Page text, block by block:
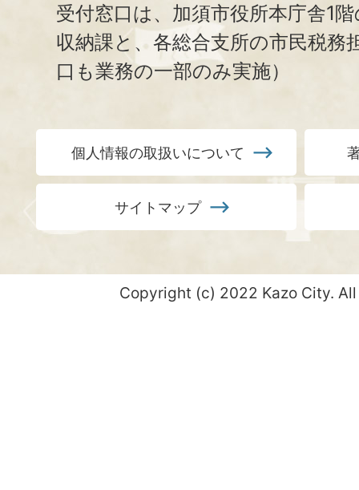
受付窓口は、加須市役所本庁舎1
収納課と、 各総合支所の市民税務
口も業務の一部のみ実施）
個人情報の取扱いについて
サイトマップ
Copyright (c) 2022 Kazo City.